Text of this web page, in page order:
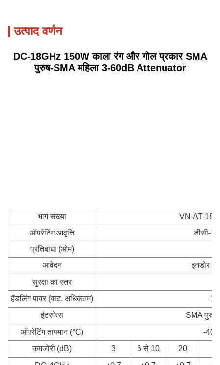
उत्पाद वर्णन
DC-18GHz 150W काला रंग और गोल प्रकार SMA
पुरुष-SMA महिला 3-60dB Attenuator
भाग संख्या
VN-AT-
ऑपरेटिंग आवृत्ति
डीसी-
प्रतिबाधा (ओम)
आवेदन
इनडोर
सुरक्षा का स्तर
हैंडलिंग पावर (वाट, अधिकतम)
इंटरफेस
SMA पुरुष-
ऑपरेटिंग तापमान (°C)
-40
कमजोरी (dB)
3 6 से 10 20